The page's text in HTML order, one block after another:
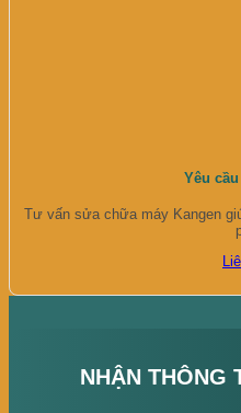
Yêu
Tư vấn sửa chữa máy Kangen
NHẬN THÔNG